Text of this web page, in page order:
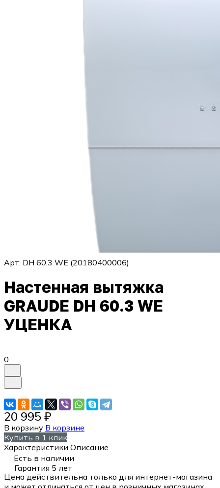
Арт. DH 60.3 WE (20180400006)
Настенная вытяжка
GRAUDE DH 60.3 WE
УЦЕНКА
0
20 995 ₽
В корзину В корзине
Купить в 1 клик
Характеристики Описание
Есть в наличии
Гарантия 5 лет
Цена действительна только для интернет-магазина